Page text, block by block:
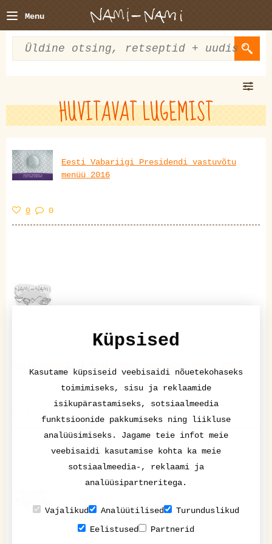
Menu
HUVITAVAT LUGEMIST
Eesti Vabariigi Presidendi vastuvõtu
menüü 2016
0 0
Küpsised
Kasutame küpsiseid veebisaidi nõuetekohaseks
toimimiseks, sisu ja reklaamide
isikupärastamiseks, sotsiaalmeedia
funktsioonide pakkumiseks ning liikluse
analüüsimiseks. Jagame teie infot meie
veebisaidi kasutamise kohta ka meie
sotsiaalmeedia-, reklaami ja
analüüsipartneritega.
Vajalikud Analüütilised
Turunduslikud
Eelistused
Partnerid